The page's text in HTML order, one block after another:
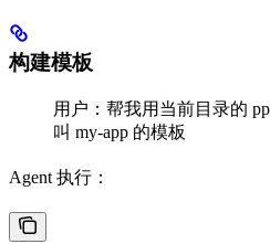
构建模板
用户：帮我用当前目录的
叫 my-app 的模板
Agent 执行：